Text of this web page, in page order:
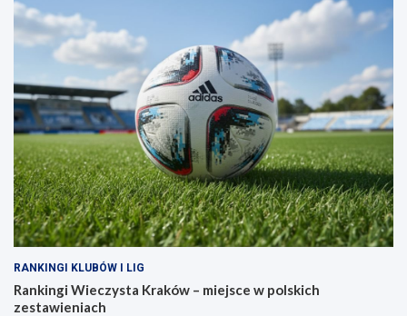
RANKINGI KLUBÓW I LIG
Rankingi Wieczysta Kraków – miejsce w polskich
zestawieniach